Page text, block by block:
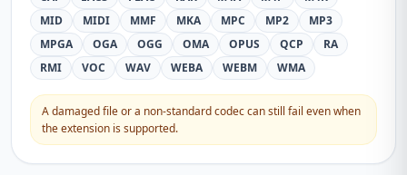
MID
MIDI MMF MKA MPC MP2
MP3
MPGA
OGA OGG OMA OPUS QCP
RA
RMI
VOC WAV WEBA WEBM WMA
A damaged file or a non-standard codec can still fail even when
the extension is supported.